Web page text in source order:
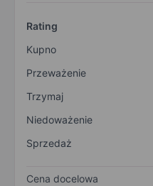
Rating
Kupno
Przeważenie
Trzymaj
Niedoważenie
Sprzedaż
Cena docelowa